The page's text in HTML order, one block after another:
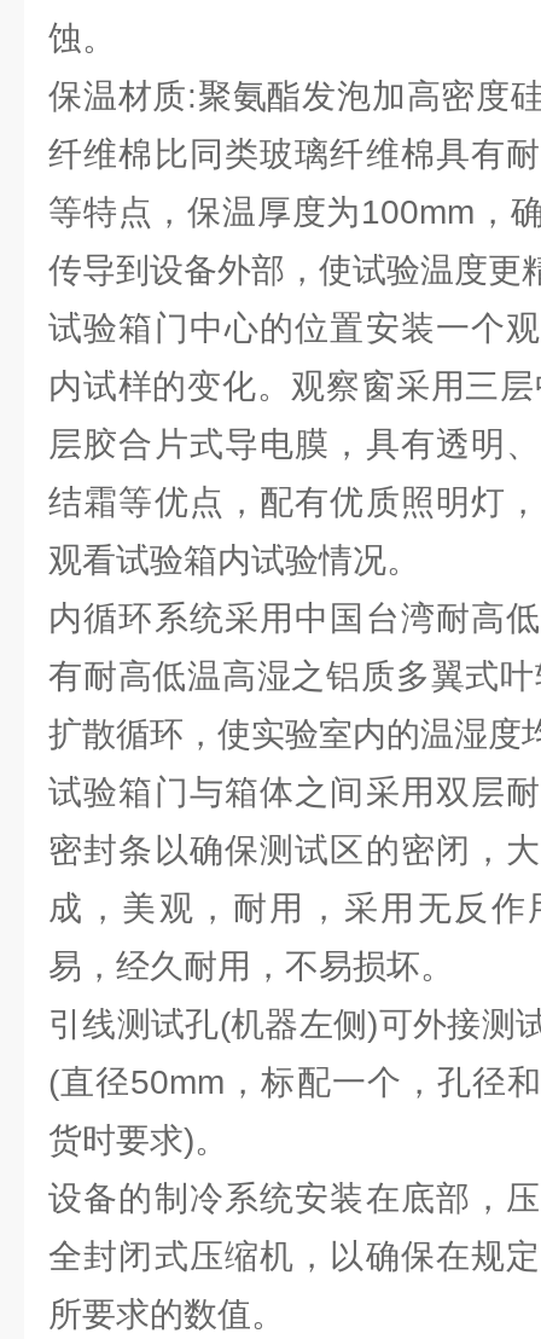
蚀。
保温材质:聚氨酯发泡加高密度
纤维棉比同类玻璃纤维棉具有
等特点，保温厚度为100mm，
传导到设备外部，使试验温度更
试验箱门中心的位置安装一个
内试样的变化。观察窗采用三
层胶合片式导电膜，具有透明
结霜等优点，配有优质照明灯
观看试验箱内试验情况。
内循环系统采用中国台湾耐高
有耐高低温高湿之铝质多翼式
扩散循环，使实验室内的温湿度
试验箱门与箱体之间采用双层
密封条以确保测试区的密闭，
成，美观，耐用，采用无反
易，经久耐用，不易损坏。
引线测试孔(机器左侧)可外接测
(直径50mm，标配一个，孔径
货时要求)。
设备的制冷系统安装在底部，
全封闭式压缩机，以确保在规
所要求的数值。